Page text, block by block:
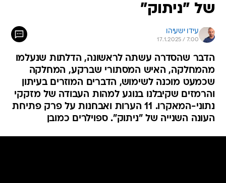
של "ניתוק"
עידו ישעיהו
17.1.2025 / 7:00
הדבר שהסדרה עשתה לראשונה, הדלתות שנעלמו
מהמחלקה, האיש המסתורי שברקע, המחלקה
שכמעט מוכנה לשימוש, הדברים המוזרים בעיתון
והרמזים שקיבלנו בנוגע למהות העבודה של מזקקי
נתוני-המאקרו. 11 הערות ואבחנות על פרק פתיחת
העונה השנייה של "ניתוק". ספוילרים כמובן